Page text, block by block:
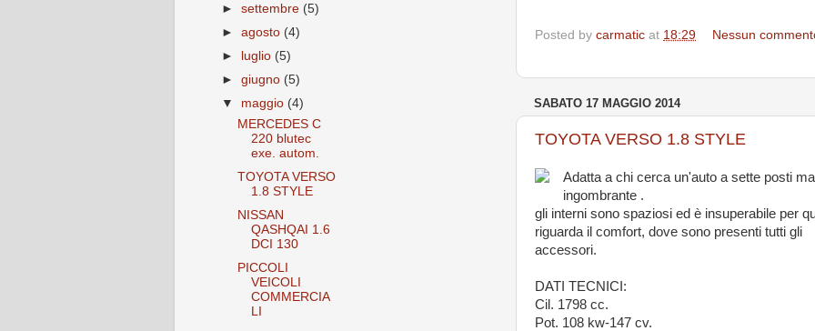
Posted by carmatic at 18:29 Nessun
SABATO 17 MAGGIO 2014
TOYOTA VERSO 1.8 STYLE
Adatta a chi cerca un'auto a sette posti
ingombrante .
gli interni sono spaziosi ed è insuperabile per
riguarda il comfort, dove sono presenti tutti gli
accessori.
DATI TECNICI:
Cil. 1798 cc.
Pot. 108 kw-147 cv.
►settembre (5)
►agosto (4)
►
luglio (5)
►giugno (5)
▼ maggio (4)
MERCEDES C
220 blutec
exe. autom.
TOYOTA VERSO
1.8 STYLE
NISSAN
QASHQAI 1.6
DCI 130
PICCOLI
VEICOLI
COMMERCIA
LI